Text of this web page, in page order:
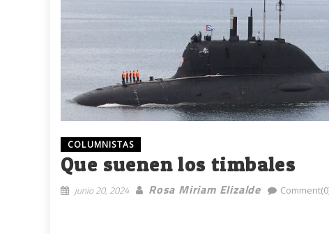
COLUMNISTAS
Que suenen los timbales
junio 20, 2024 Rosa Miriam Elizalde